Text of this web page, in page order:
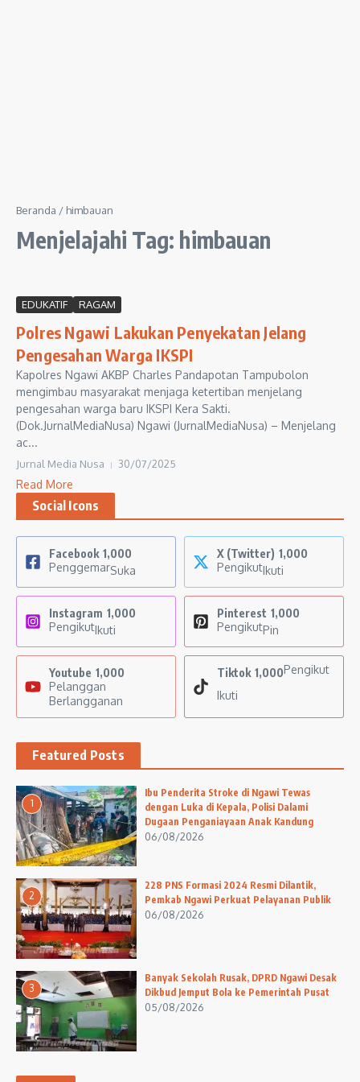
Beranda / himbauan
Menjelajahi Tag: himbauan
EDUKATIF RAGAM
Polres Ngawi Lakukan Penyekatan Jelang
Pengesahan Warga IKSPI
Kapolres Ngawi AKBP Charles Pandapotan Tampubolon
mengimbau masyarakat menjaga ketertiban menjelang
pengesahan warga baru IKSPI Kera Sakti.
(Dok.JurnalMediaNusa) Ngawi (JurnalMediaNusa) – Menjelang
ac...
Jurnal Media Nusa 30/07/2025
Read More
Social Icons
Facebook 1,000
PenggemarSuka
X (Twitter) 1,000
PengikutIkuti
Instagram 1,000
PengikutIkuti
Pinterest 1,000
PengikutPin
Youtube 1,000
Pelanggan
Berlangganan
Tiktok 1,000Pengikut
Ikuti
Featured Posts
1
Ibu Penderita Stroke di Ngawi Tewas
dengan Luka di Kepala, Polisi Dalami
Dugaan Penganiayaan Anak Kandung
06/08/2026
2
228 PNS Formasi 2024 Resmi Dilantik,
Pemkab Ngawi Perkuat Pelayanan Publik
06/08/2026
3
Banyak Sekolah Rusak, DPRD Ngawi Desak
Dikbud Jemput Bola ke Pemerintah Pusat
05/08/2026